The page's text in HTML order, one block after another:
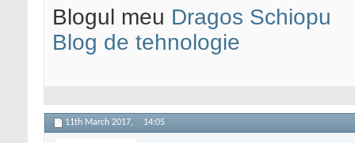
Blogul meu Dragos Schiopu
Blog de tehnologie
11th March 2017, 14:05